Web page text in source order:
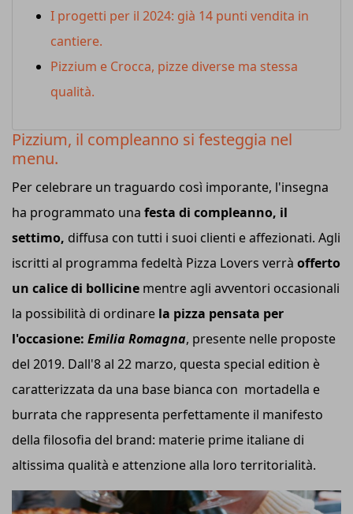
I progetti per il 2024: già 14 punti vendita in
cantiere.
Pizzium e Crocca, pizze diverse ma stessa
qualità.
Pizzium, il compleanno si festeggia nel
menu.
Per celebrare un traguardo così imporante, l'insegna
ha programmato una festa di compleanno, il
settimo, diffusa con tutti i suoi clienti e affezionati. Agli
iscritti al programma fedeltà Pizza Lovers verrà offerto
un calice di bollicine mentre agli avventori occasionali
la possibilità di ordinare la pizza pensata per
l'occasione: Emilia Romagna, presente nelle proposte
del 2019. Dall'8 al 22 marzo, questa special edition è
caratterizzata da una base bianca con mortadella e
burrata che rappresenta perfettamente il manifesto
della filosofia del brand: materie prime italiane di
altissima qualità e attenzione alla loro territorialità.